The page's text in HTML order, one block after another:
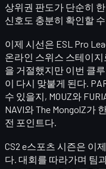
상위권 판도가 단순히
신호도 충분히 확인할
이제 시선은 ESL Pro
온라인 스위스 스테이
을 거절했지만 이번 클
이 다시 맞붙게 된다.
수 있을지, MOUZ와
NAVI와 The MongolZ가
전 포인트다.
CS2 e스포츠 시즌은 이
다. 대회를 따라가며 팀